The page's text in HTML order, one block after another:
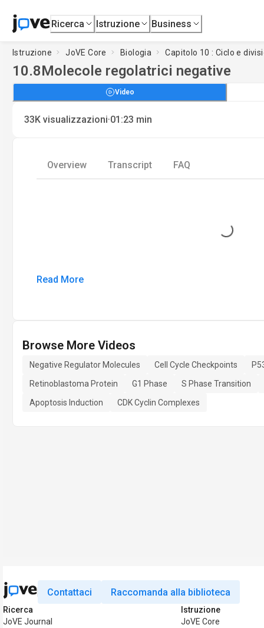
Ricerca Istruzione Business
Istruzione JoVE Core Biologia Capitolo 10 : Ciclo e
10.8Molecole regolatrici negative
Video
33K visualizzazioni·01:23 min
Overview Transcript FAQ
Loading...
Read More
Browse More Videos
Negative Regulator Molecules Cell Cycle Checkpoints
Retinoblastoma Protein
G1 Phase
S Phase Transition
Apoptosis Induction
CDK Cyclin Complexes
Contattaci Raccomanda alla biblioteca
Ricerca
JoVE Journal
Istruzione
JoVE Core